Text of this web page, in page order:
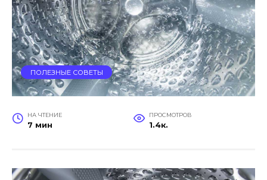
ПОЛЕЗНЫЕ СОВЕТЫ
НА ЧТЕНИЕ
7 мин
ПРОСМОТРОВ
1.4к.